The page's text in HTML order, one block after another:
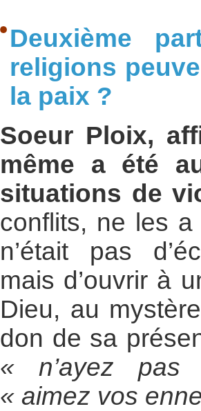
Deuxième
religions
la paix ?
Soeur Ploix,
même a été
situations de
conflits, ne les
n’était pas
mais d’ouvrir à
Dieu, au
don de sa
« n’ayez pas
« aimez vos